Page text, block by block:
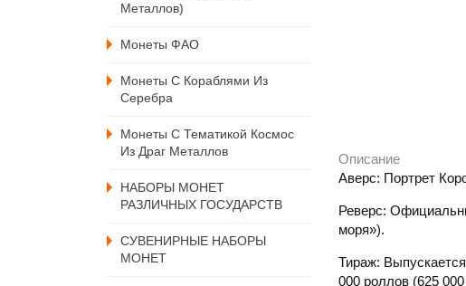
Металлов)
Монеты ФАО
Монеты С Кораблями Из
Серебра
Монеты С Тематикой Космос
Из Драг Металлов
НАБОРЫ МОНЕТ
РАЗЛИЧНЫХ ГОСУДАРСТВ
СУВЕНИРНЫЕ НАБОРЫ
МОНЕТ
Описание
Аверс: Портрет
Реверс:
моря»).
Тираж:
000 роллов (625